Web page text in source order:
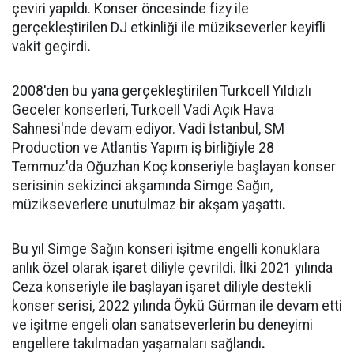
çeviri yapıldı. Konser öncesinde fizy ile
gerçekleştirilen DJ etkinliği ile müzikseverler keyifli
vakit geçirdi.
2008'den bu yana gerçekleştirilen Turkcell Yıldızlı
Geceler konserleri, Turkcell Vadi Açık Hava
Sahnesi'nde devam ediyor. Vadi İstanbul, SM
Production ve Atlantis Yapım iş birliğiyle 28
Temmuz'da Oğuzhan Koç konseriyle başlayan konser
serisinin sekizinci akşamında Simge Sağın,
müzikseverlere unutulmaz bir akşam yaşattı.
Bu yıl Simge Sağın konseri işitme engelli konuklara
anlık özel olarak işaret diliyle çevrildi. İlki 2021 yılında
Ceza konseriyle ile başlayan işaret diliyle destekli
konser serisi, 2022 yılında Öykü Gürman ile devam etti
ve işitme engeli olan sanatseverlerin bu deneyimi
engellere takılmadan yaşamaları sağlandı.